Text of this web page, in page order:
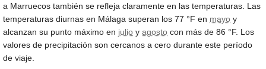
a Marruecos también se refleja claramente en las temperaturas. Las
temperaturas diurnas en Málaga superan los 77 °F en mayo y
alcanzan su punto máximo en julio y agosto con más de 86 °F. Los
valores de precipitación son cercanos a cero durante este período
de viaje.